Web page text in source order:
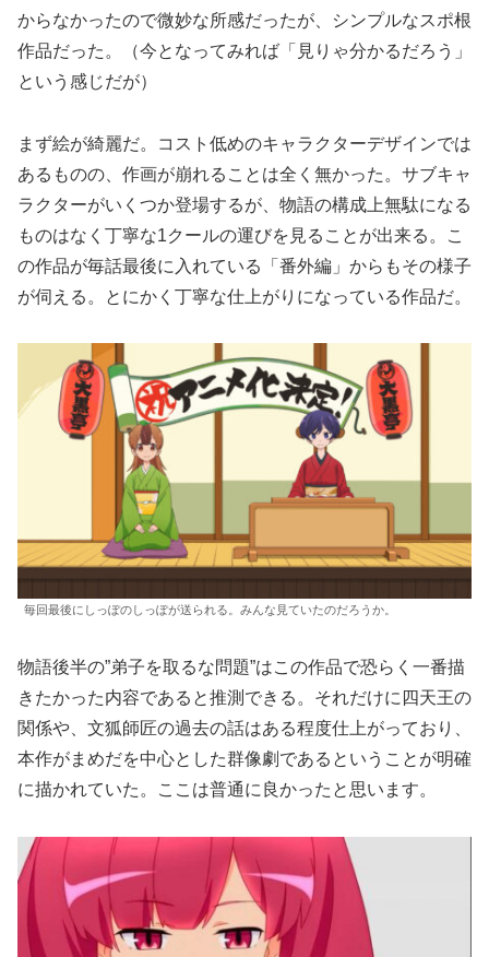
からなかったので微妙な所感だったが、シンプルなスポ根
作品だった。（今となってみれば「見りゃ分かるだろう」
という感じだが）
まず絵が綺麗だ。コスト低めのキャラクターデザインでは
あるものの、作画が崩れることは全く無かった。サブキャ
ラクターがいくつか登場するが、物語の構成上無駄になる
ものはなく丁寧な1クールの運びを見ることが出来る。こ
の作品が毎話最後に入れている「番外編」からもその様子
が伺える。とにかく丁寧な仕上がりになっている作品だ。
毎回最後にしっぽのしっぽが送られる。みんな見ていたのだろうか。
物語後半の”弟子を取るな問題”はこの作品で恐らく一番描
きたかった内容であると推測できる。それだけに四天王の
関係や、文狐師匠の過去の話はある程度仕上がっており、
本作がまめだを中心とした群像劇であるということが明確
に描かれていた。ここは普通に良かったと思います。